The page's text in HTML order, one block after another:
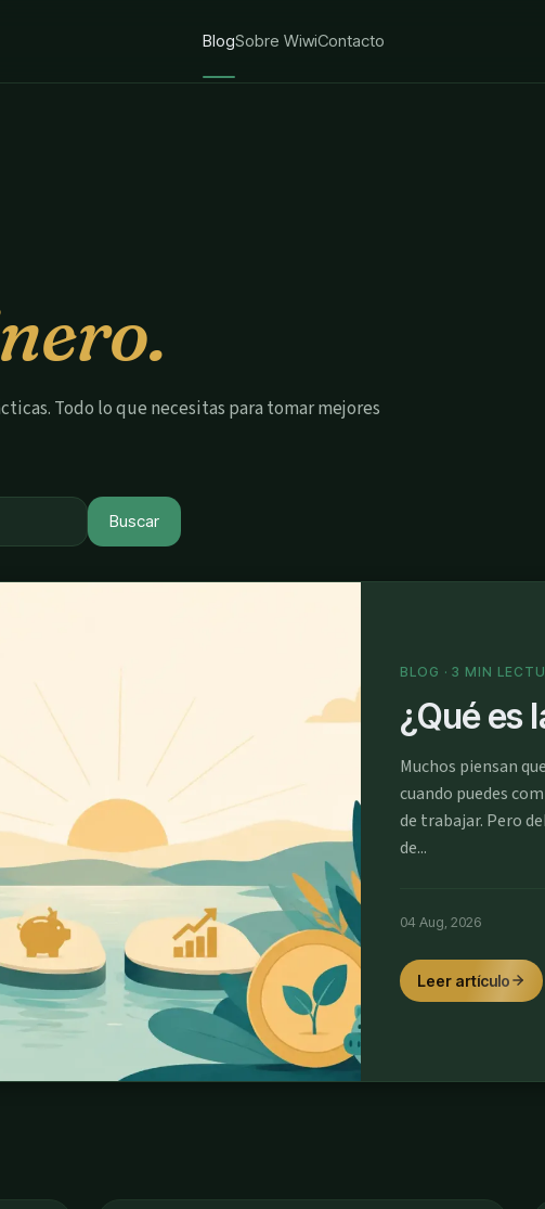
BlogSobre WiwiContacto
Todo lo que necesitas para tomar mejores
Buscar
BLOG · 3 MIN
¿Qué es
Muchos piensan
cuando puedes
de trabajar. Pero
de...
04 Aug, 2026
Leer artículo